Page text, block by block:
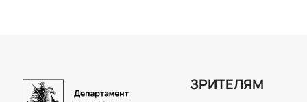
ЗРИТЕЛЯМ